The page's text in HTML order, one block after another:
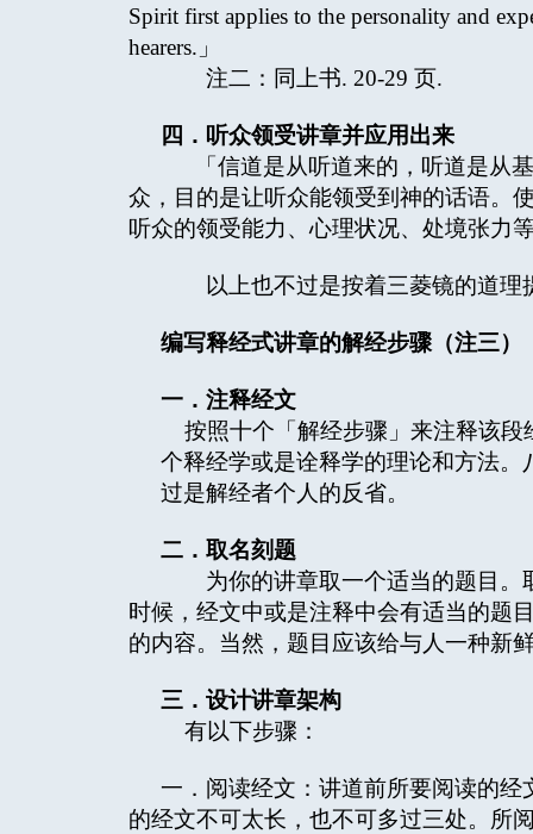
Spirit first applies to the personality and
hearers.」
注二：同上书. 20-29 页.
四．听众领受讲章并应用出来
「信道是从听道来的，听道是从基
众，目的是让听众能领受到神的话语。
听众的领受能力、心理状况、处境张力
以上也不过是按着三菱镜的道理
编写释经式讲章的解经步骤（注三）
一．注释经文
按照十个「解经步骤」来注释该段
个释经学或是诠释学的理论和方法
过是解经者个人的反省。
二．取名刻题
为你的讲章取一个适当的题目。
时候，经文中或是注释中会有适当的题
的内容。当然，题目应该给与人一种新
三．设计讲章架构
有以下步骤：
一．阅读经文：讲道前所要阅读的
的经文不可太长，也不可多过三处。所